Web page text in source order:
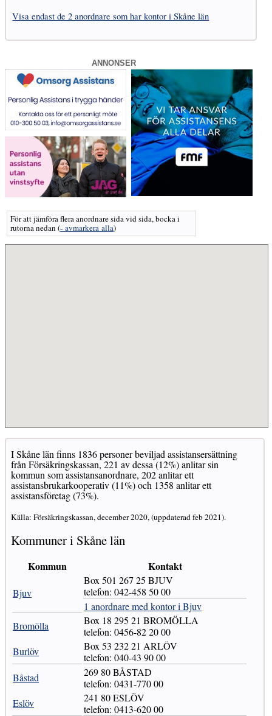
Visa endast de 2 anordnare som har kontor i Skåne län
ANNONSER
För att jämföra flera anordnare sida vid sida, bocka i
rutorna nedan(- avmarkera alla)
I Skåne län finns 1836 personer beviljad assistansersättning
från Försäkringskassan, 221 av dessa (12%) anlitar sin
kommun som assistansanordnare, 202 anlitar ett
assistansbrukarkooperativ (11%) och 1358 anlitar ett
assistansföretag (73%).
Källa: Försäkringskassan, december 2020, (uppdaterad feb 2021).
Kommuner i Skåne län
Kommun Kontakt
Bjuv
Box 501 267 25 BJUV
telefon: 042-458 50 00
1 anordnare med kontor i Bjuv
Bromölla
Box 18 295 21 BROMÖLLA
telefon: 0456-82 20 00
Burlöv
Box 53 232 21 ARLÖV
telefon: 040-43 90 00
Båstad
269 80 BÅSTAD
telefon: 0431-770 00
Eslöv
241 80 ESLÖV
telefon: 0413-620 00